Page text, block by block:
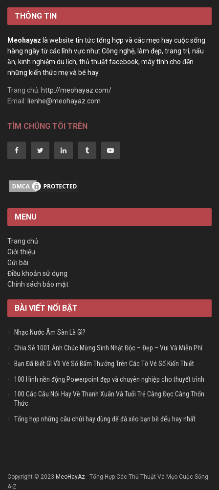
THÔNG TIN
Meohayaz là website tin tức tổng hợp và các mẹo hay cuộc sống
hàng ngày từ các lĩnh vực như: Công nghệ, làm đẹp, trang trí, nấu
ăn, kinh nghiệm du lịch, thủ thuật facebook, máy tính cho đến
những kiến thức mẹ và bé hay
Trang chủ: http://meohayaz.com/
Email: lienhe@meohayaz.com
TÌM CHÚNG TÔI TRÊN
MENU
Trang chủ
Giới thiệu
Gửi bài
Điều khoản sử dụng
Chính sách bảo mật
BÀI VIẾT NỔI BẬT
Nhạc Nước Âm Sàn Là Gì?
Chia Sẻ 1001 Ảnh Chúc Mừng Sinh Nhật Độc – Đẹp – Vui Và Miễn Phí
Bạn Đã Biết Gì Về Vé Số Bấm Thưởng Trên Các Tờ Vé Số Kiến Thiết
100 Hình nền động Powerpoint đẹp và chuyên nghiệp cho thuyết trình
100 Các Câu Nói Hay Về Thanh Xuân Và Tuổi Trẻ Càng Đọc Càng Thổn
Thức
Tổng hợp những câu chửi hay dùng để đá xéo bạn bè đểu hay nhất
Copyright © 2023 MeoHayAz - Tổng Hợp Các Thủ Thuật Và Mẹo Cuộc Sống
A-Z